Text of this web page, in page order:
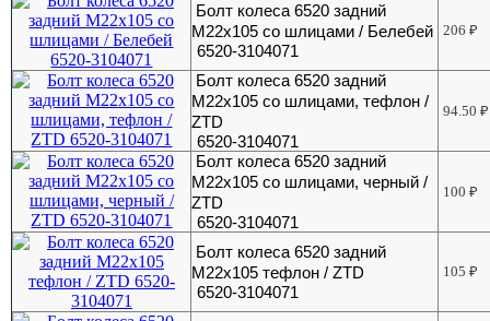
Болт колеса 6520 задний
М22х105 со шлицами / Белебей
6520-3104071
206₽
Болт колеса 6520 задний
М22х105 со шлицами, тефлон /
ZTD
6520-3104071
94.50₽
Болт колеса 6520 задний
М22х105 со шлицами, черный /
ZTD
6520-3104071
100₽
Болт колеса 6520 задний
М22х105 тефлон / ZTD
6520-3104071
105₽